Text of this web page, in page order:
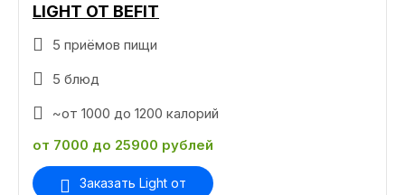
LIGHT ОТ BEFIT
5 приёмов пищи
5 блюд
~от 1000 до 1200 калорий
от 7000 до 25900 рублей
Заказать Light от